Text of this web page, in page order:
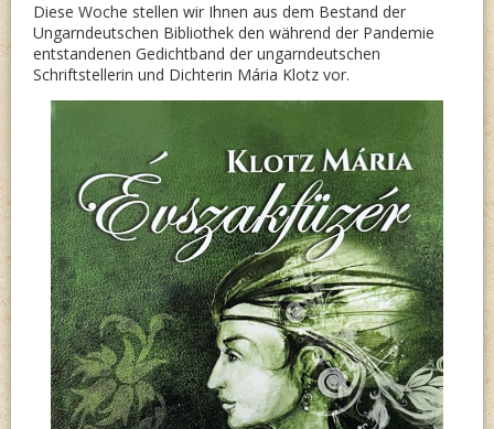
Diese Woche stellen wir Ihnen aus dem Bestand der
Ungarndeutschen Bibliothek den während der Pandemie
entstandenen Gedichtband der ungarndeutschen
Schriftstellerin und Dichterin Mária Klotz vor.